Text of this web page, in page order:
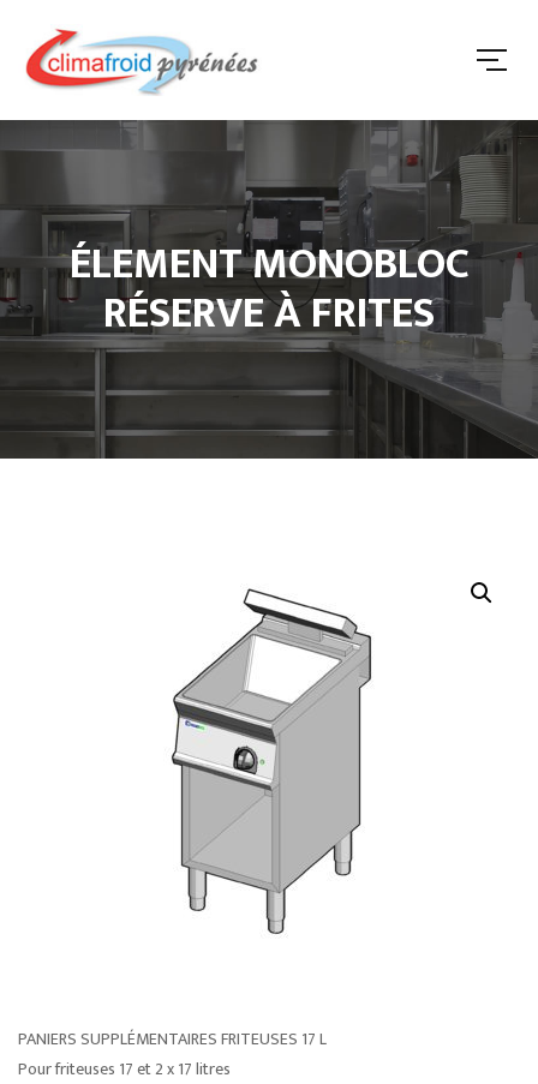
ÉLEMENT MONOBLOC
RÉSERVE À FRITES
PANIERS SUPPLÉMENTAIRES FRITEUSES 17 L
Pour friteuses 17 et 2 x 17 litres